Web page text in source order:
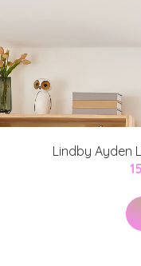
Lindby Ayden